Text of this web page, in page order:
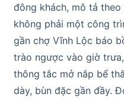
đông khách, mô tả
không phải một công
gần chợ Vĩnh Lộc báo
trào ngược vào giờ
thông tắc mở nắp bể
dày, bùn đặc gần đầy.